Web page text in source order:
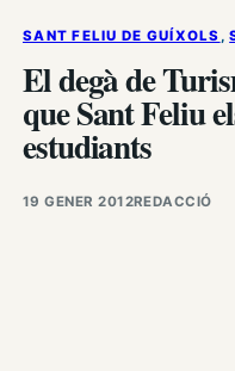
SANT FELIU DE GUÍXOLS ,
El degà de
que Sant Feliu
estudiants
19 GENER 2012REDACCIÓ